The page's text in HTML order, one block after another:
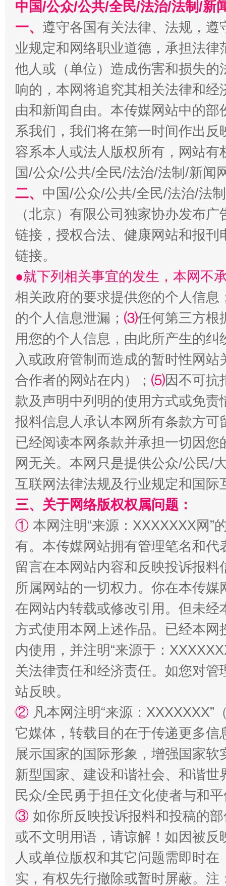
习近平的博鳌关键词
魏明亮
生
揭批美国五大"原罪" "炒
站台名比不上好声名
漫山遍野的桃花与雪山、麦地、白藏房 除
中国/公众/公共/全民/法治/法制/新
一、 遵守各国有关法律、法规，
业规定和网络职业道德，承担法
他人或（单位）造成伤害和损失
响的，本网将追究其相关法律和
由和新闻自由。本传媒网站中的
系我们，我们将在第一时间作出
容系本人或法人版权所有，网站
国/公众/公共/全民/法治/法制/新闻
二、 中国/公众/公共/全民/法治/法
（北京）有限公司独家协办发布
链接，授权合法、健康网站和报
链接。
●就下列相关事宜的发生，本网不
相关政府的要求提供您的个人信息
的个人信息泄漏； ⑶任何第三方根
用您的个人信息，由此所产生的纠
入或政府管制而造成的暂时性网
合作者的网站在内）； ⑸因不可抗
款及声明中列明的使用方式或免责
报料信息人承认本网所有条款方
已经阅读本网条款并承担一切因
网无关。本网只是提供公众/公民/
互联网法律法规及行业规定和国
三、关于网络版权权属问题：
① 本网注明“来源：XXXXXXX网”
有。本传媒网站拥有管理笔名和
留言在本网站内容和反映投诉报
所属网站的一切权力。你在本传
在网站内转载或修改引用。但未
方式使用本网上述作品。已经本
内使用，并注明“来源于：
关法律责任和经济责任。如您对
站反映。
② 凡本网注明“来源：
它媒体，转载目的在于传递更多
展示国家的国际形象，增强国家
新型国家、建设和谐社会、和谐
民众/全民勇于担任文化使者与和
③ 如你所反映投诉报料和投稿的
或不文明用语，请谅解！如因被
人或单位版权和其它问题需即时在
实，有权先行撤除或暂时屏蔽。